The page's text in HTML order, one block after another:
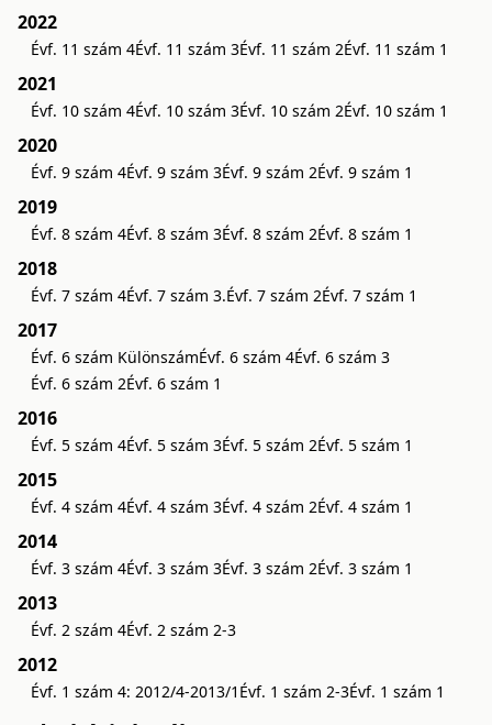
2022
Évf. 11 szám 4Évf. 11 szám 3Évf. 11 szám 2Évf. 11 szám 1
2021
Évf. 10 szám 4Évf. 10 szám 3Évf. 10 szám 2Évf. 10 szám 1
2020
Évf. 9 szám 4Évf. 9 szám 3Évf. 9 szám 2Évf. 9 szám 1
2019
Évf. 8 szám 4Évf. 8 szám 3Évf. 8 szám 2Évf. 8 szám 1
2018
Évf. 7 szám 4Évf. 7 szám 3.Évf. 7 szám 2Évf. 7 szám 1
2017
Évf. 6 szám KülönszámÉvf. 6 szám 4Évf. 6 szám 3
Évf. 6 szám 2Évf. 6 szám 1
2016
Évf. 5 szám 4Évf. 5 szám 3Évf. 5 szám 2Évf. 5 szám 1
2015
Évf. 4 szám 4Évf. 4 szám 3Évf. 4 szám 2Évf. 4 szám 1
2014
Évf. 3 szám 4Évf. 3 szám 3Évf. 3 szám 2Évf. 3 szám 1
2013
Évf. 2 szám 4Évf. 2 szám 2-3
2012
Évf. 1 szám 4: 2012/4-2013/1 Évf. 1 szám 2-3Évf. 1 szám 1